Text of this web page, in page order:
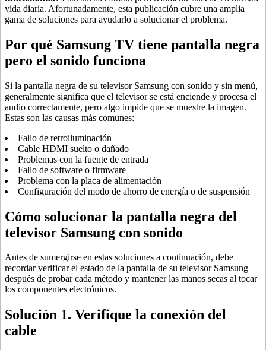
vida diaria. Afortunadamente, esta publicación cubre una amplia
gama de soluciones para ayudarlo a solucionar el problema.
Por qué Samsung TV tiene pantalla negra
pero el sonido funciona
Si la pantalla negra de su televisor Samsung con sonido y sin menú,
generalmente significa que el televisor se está enciende y procesa el
audio correctamente, pero algo impide que se muestre la imagen.
Estas son las causas más comunes:
Fallo de retroiluminación
Cable HDMI suelto o dañado
Problemas con la fuente de entrada
Fallo de software o firmware
Problema con la placa de alimentación
Configuración del modo de ahorro de energía o de suspensión
Cómo solucionar la pantalla negra del
televisor Samsung con sonido
Antes de sumergirse en estas soluciones a continuación, debe
recordar verificar el estado de la pantalla de su televisor Samsung
después de probar cada método y mantener las manos secas al tocar
los componentes electrónicos.
Solución 1. Verifique la conexión del
cable